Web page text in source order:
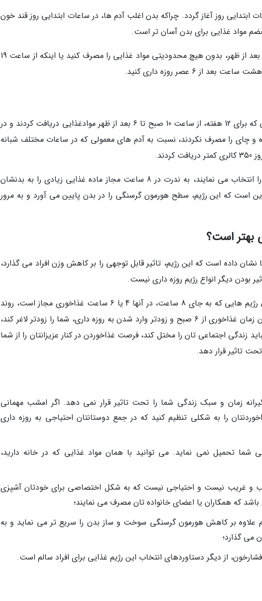
ابتدایی روز آغاز گردد. چراکه بدن اغلب آدم ها، در ساعات ابتدایی روز قند خون
مواد غذایی برای بدن آسان تر است.
یعنی شما می توانید از ساعت 7 صبح تا 3 بعد از ظهر، بدون هیچ محدودیتی مواد غذایی را مصرف کنید یا اینکه از ساعت 19
آنالیز های اجرا شده نشان می دهند کسانی که برای 12 هفته، از ساعت 10 صبح تا 6 بعد از ظهر موادغذایی دریافت کردند و در
و چای را مصرف نکردند، نسبت به آدم های معمولی که در ساعات مختلف شبانه
واقعیت این است که کسانی که رژیم 16:8 را انتخاب می نمایند، به ندرت در 8 ساعت مجاز ماده غذایی زیادی را به بدنشان
این است که این رژیم، سطح هورمون گرسنگی را در بدن پایین می آورد و به مرور
داده است که این رژیم، تاثیر قابل توجهی را بر کاهش وزن افراد می گذارد،
بودن دیگر انواع رژیم روزه داری نیست.
شاید کمتر کردن زمان غذا خوردن و امتحان رژیم هایی که به جای 8 ساعت، در آنها 4 یا 6 ساعت غذاخوری مجاز است، روند
لاغری شما را سریعتر کند، یا شاید آغاز کردن زمان غذاخوری از 6 صبح و زودتر وارد شدن به روزه داری، شما را زودتر لاغر کند،
زندگی اجتماعی تان را مختل کند، فرصت غذاخوردن در کنار عزیزانتان را از شما
تاثیر قرار دهد.
زمان و سبک زندگی شما را تحت تاثیر قرار نمی دهد. اگر امشب مهمانی
را به شکلی تنظیم کنید که در جمع دوستانتان احتیاجی به روزه داری
شما تحمیل نمی نماید. می توانید با همان مواد غذایی که در خانه دارید،
و غریب نیست و احتیاجی نیست که به شکل اختصاصی برای خودتان آشپزی
که همکاران یا اعضای خانواده تان مصرف می نمایند؛
علاوه بر کاهش هورمون گرسنگی سوخت و ساز بدن را سریع تر می نماید و به
می گذارد؛
از دیگر دستاوردهای انتخاب این رژیم غذایی برای افراد سالم است.